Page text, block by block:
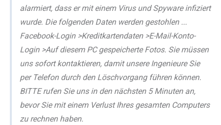
alarmiert, dass er mit einem Virus und Spyware infiziert
wurde. Die folgenden Daten werden gestohlen ...
Facebook-Login >Kreditkartendaten >E-Mail-Konto-
Login >Auf diesem PC gespeicherte Fotos. Sie müssen
uns sofort kontaktieren, damit unsere Ingenieure Sie
per Telefon durch den Löschvorgang führen können.
BITTE rufen Sie uns in den nächsten 5 Minuten an,
bevor Sie mit einem Verlust Ihres gesamten Computers
zu rechnen haben.